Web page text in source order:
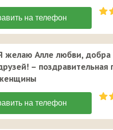
желаю Алле любви,
– поздравительная